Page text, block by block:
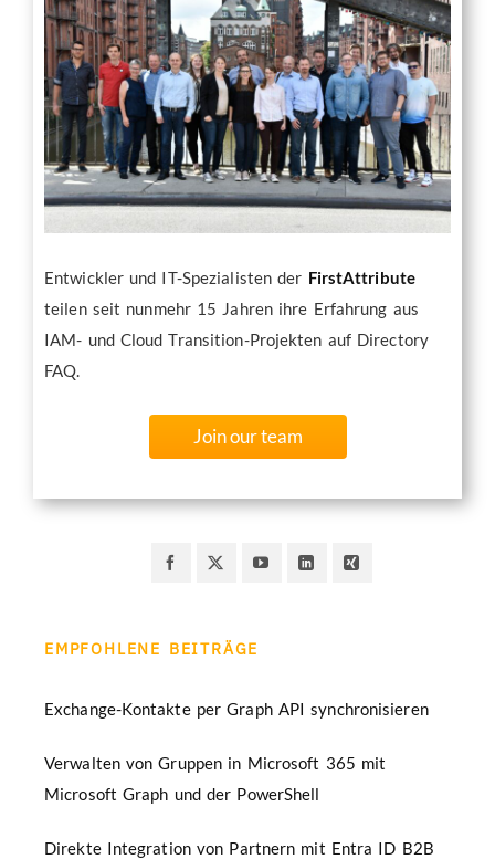
Entwickler und IT-Spezialisten der FirstAttribute
teilen seit nunmehr 15 Jahren ihre Erfahrung aus
IAM- und Cloud Transition-Projekten auf Directory
FAQ.
Join our team
EMPFOHLENE BEITRÄGE
Exchange-Kontakte per Graph API synchronisieren
Verwalten von Gruppen in Microsoft 365 mit
Microsoft Graph und der PowerShell
Direkte Integration von Partnern mit Entra ID B2B